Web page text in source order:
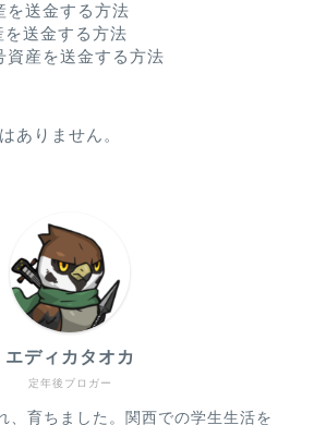
を送金する方法
送金する方法
産を送金する方法
ありません。
定年後ブロガー
エディカタオカ
、育ちました。関西での学生生活を